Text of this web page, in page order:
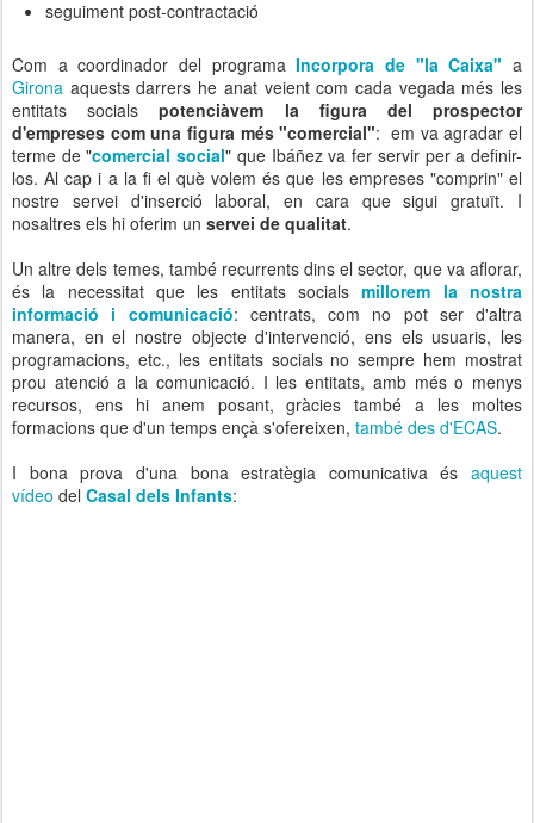
seguiment post-contractació
Com a coordinador del programaIncorpora de "la Caixa" a
Girona aquests darrers he anat veient com cada vegada més les
entitats socialspotenciàvem la figura del prospector
d'empreses com una figura més "comercial": em va agradar el
terme de "comercial social" que Ibáñez va fer servir per a definir-
los. Al cap i a la fi el què volem és que les empreses "comprin" el
nostre servei d'inserció laboral, en cara que sigui gratuït. I
nosaltres els hi oferim un servei de qualitat.
Un altre dels temes, també recurrents dins el sector, que va aflorar,
és la necessitat que les entitats socialsmillorem la nostra
informació i comunicació: centrats, com no pot ser d'altra
manera, en el nostre objecte d'intervenció, ens els usuaris, les
programacions, etc., les entitats socials no sempre hem mostrat
prou atenció a la comunicació. I les entitats, amb més o menys
recursos, ens hi anem posant, gràcies també a les moltes
formacions que d'un temps ençà s'ofereixen, també des d'ECAS.
I bona prova d'una bona estratègia comunicativa és aquest
vídeo del Casal dels Infants: